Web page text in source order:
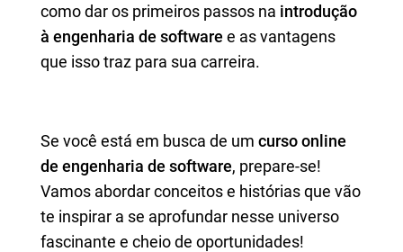
como dar os primeiros passos na introdução
à engenharia de software e as vantagens
que isso traz para sua carreira.
Se você está em busca de um curso online
de engenharia de software, prepare-se!
Vamos abordar conceitos e histórias que vão
te inspirar a se aprofundar nesse universo
fascinante e cheio de oportunidades!